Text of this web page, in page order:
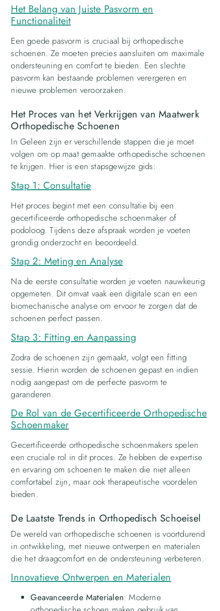
Het Belang van Juiste Pasvorm en
Functionaliteit
Een goede pasvorm is cruciaal bij orthopedische
schoenen. Ze moeten precies aansluiten om maximale
ondersteuning en comfort te bieden. Een slechte
pasvorm kan bestaande problemen verergeren en
nieuwe problemen veroorzaken.
Het Proces van het Verkrijgen van Maatwerk
Orthopedische Schoenen
In Geleen zijn er verschillende stappen die je moet
volgen om op maat gemaakte orthopedische schoenen
te krijgen. Hier is een stapsgewijze gids:
Stap 1: Consultatie
Het proces begint met een consultatie bij een
gecertificeerde orthopedische schoenmaker of
podoloog. Tijdens deze afspraak worden je voeten
grondig onderzocht en beoordeeld.
Stap 2: Meting en Analyse
Na de eerste consultatie worden je voeten nauwkeurig
opgemeten. Dit omvat vaak een digitale scan en een
biomechanische analyse om ervoor te zorgen dat de
schoenen perfect passen.
Stap 3: Fitting en Aanpassing
Zodra de schoenen zijn gemaakt, volgt een fitting
sessie. Hierin worden de schoenen gepast en indien
nodig aangepast om de perfecte pasvorm te
garanderen.
De Rol van de Gecertificeerde Orthopedische
Schoenmaker
Gecertificeerde orthopedische schoenmakers spelen
een cruciale rol in dit proces. Ze hebben de expertise
en ervaring om schoenen te maken die niet alleen
comfortabel zijn, maar ook therapeutische voordelen
bieden.
De Laatste Trends in Orthopedisch Schoeisel
De wereld van orthopedische schoenen is voortdurend
in ontwikkeling, met nieuwe ontwerpen en materialen
die het draagcomfort en de ondersteuning verbeteren.
Innovatieve Ontwerpen en Materialen
Geavanceerde Materialen: Moderne